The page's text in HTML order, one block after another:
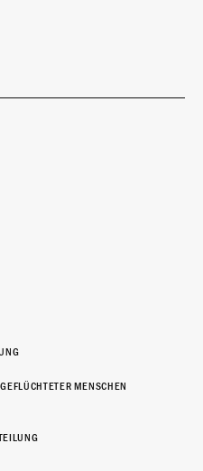
MENSCHEN